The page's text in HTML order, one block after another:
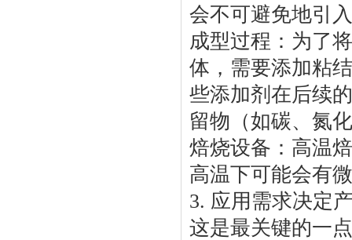
会不可避免地引
成型过程：为了
体，需要添加粘
些添加剂在后续
留物（如碳、氮
焙烧设备：高温
高温下可能会有
3. 应用需求决定
这是最关键的一